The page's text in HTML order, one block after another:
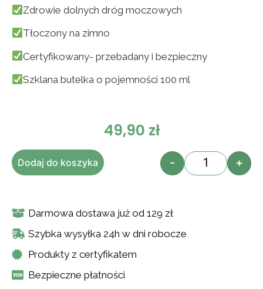
5.00na 5
podstawie
ocen
Zdrowie dolnych dróg moczowych
Tłoczony na zimno
Certyfikowany- przebadany i bezpieczny
Szklana butelka o pojemności 100 ml
49,90 zł
- +
Dodaj do koszyka
Darmowa dostawa już od 129 zł
Szybka wysyłka 24h w dni robocze
Produkty z certyfikatem
Bezpieczne płatności